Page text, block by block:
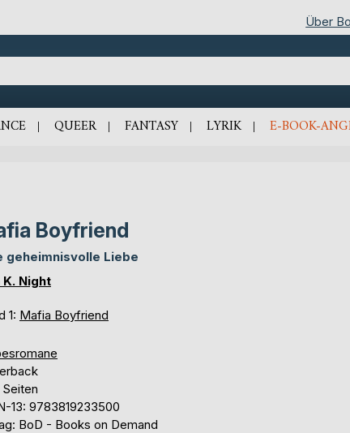
Über
QUEER FANTASY LYRIK E-BOOK-
Boyfriend
geheimnisvolle Liebe
K. Night
1: Mafia Boyfriend
13: 9783819233500
BoD - Books on Demand